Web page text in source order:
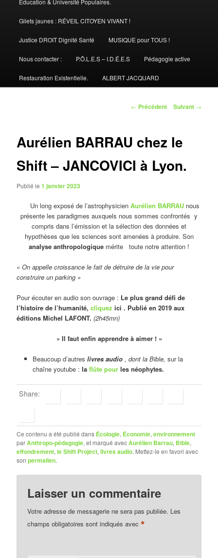
Gilets jaunes : RÉVEIL CITOYEN VIVANT !
Justice DROIT Dignité Santé MUSIQUE pour TOUS !
Nous contacter : P.Ô.L.E.S – I.D.É.E.S Pédagogie active
Restauration Existentielle. ALBERT JACQUARD
Navigation
← Précédent Suivant →
Aurélien BARRAU chez le
Shift – JANCOVICI à Lyon.
Publié le1 janvier 2023
Un long exposé de l’astrophysicien Aurélien BARRAU nous
présente les paradigmes auxquels nous sommes confrontés y
compris dans l’émission et la sélection des données et
hypothèses que les sciences sont amenées à produire. Son
analyse anthropologique mérite toute notre attention !
« On appelle croissance le fait de détruire de la vie pour
construire un parking »
Pour écouter en audio son ouvrage : Le plus grand défi de
l’histoire de l’humanité,cliquez ici . Publié en 2019 aux
éditions Michel LAFONT.(2h45mn)
» Il faut enfin apprendre à aimer ! «
Beaucoup d’autres livres audio, dont la Bible, sur la
chaîne youtube : la flûte pour les néophytes.
Share:
Ce contenu a été publié dans Écologie, Économie,environnement
parAnthropo-pédagogie, et marqué avecAurélien Barrau, Bible,
effondrement,le Shift Project,livres audio. Mettez-le en favori avec
sonpermalien.
Laisser un commentaire
Votre adresse de messagerie ne sera pas publiée. Les
champs obligatoires sont indiqués avec*